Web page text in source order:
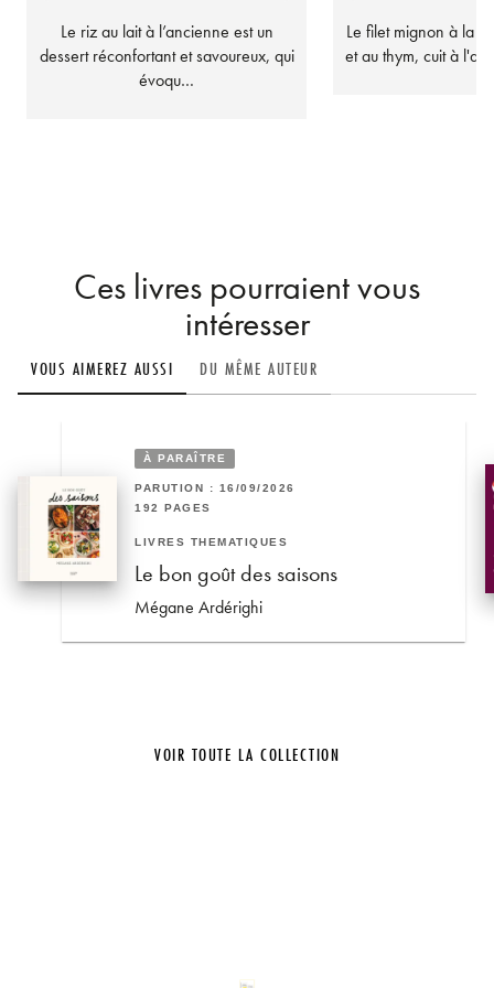
Le riz au lait à l’ancienne est un
dessert réconfortant et savoureux, qui
évoqu…
Le filet mignon à la
et au thym, cuit à
Ces livres pourraient vous
intéresser
VOUS AIMEREZ AUSSI DU MÊME AUTEUR
À PARAÎTRE
PARUTION : 16/09/2026
192 PAGES
LIVRES THÉMATIQUES
Le bon goût des saisons
Mégane Ardérighi
VOIR TOUTE LA COLLECTION